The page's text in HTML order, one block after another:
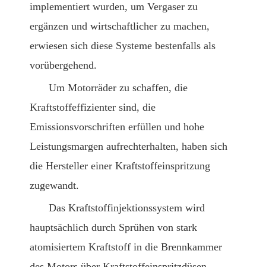
implementiert wurden, um Vergaser zu
ergänzen und wirtschaftlicher zu machen,
erwiesen sich diese Systeme bestenfalls als
vorübergehend.
Um Motorräder zu schaffen, die
Kraftstoffeffizienter sind, die
Emissionsvorschriften erfüllen und hohe
Leistungsmargen aufrechterhalten, haben sich
die Hersteller einer Kraftstoffeinspritzung
zugewandt.
Das Kraftstoffinjektionssystem wird
hauptsächlich durch Sprühen von stark
atomisiertem Kraftstoff in die Brennkammer